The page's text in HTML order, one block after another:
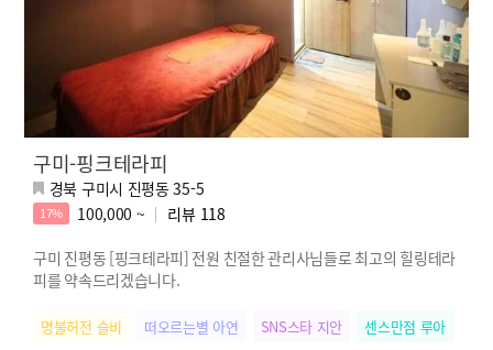
구미-핑크테라피
경북 구미시 진평동 35-5
17% 100,000 ~ 리뷰 118
구미 진평동 [핑크테라피] 전원 친절한 관리사님들로 최고의 힐링테라
피를 약속드리겠습니다.
명불허전 슬비 떠오르는별 아연 SNS스타 지안 센스만점 루아